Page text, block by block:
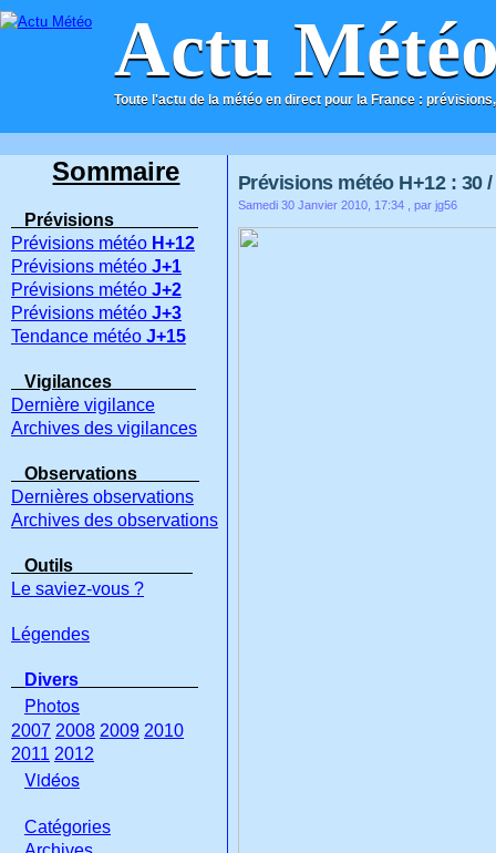
Actu
Toute l'actu de la météo en direct pour la France :
ACCUEIL CONTACT
Prévisions météo H+12 : 30
Samedi 30 Janvier 2010, 17:34 , par jg56
Sommaire
Prévisions
Prévisions météo H+12
Prévisions météo J+1
Prévisions météo J+2
Prévisions météo J+3
Tendance météo J+15
Vigilances
Dernière vigilance
Archives des vigilances
Observations
Dernières observations
Archives des observations
Outils
Le saviez-vous ?
Légendes
Divers
Photos
2007 2008 2009 2010
2011 2012
Vidéos
Catégories